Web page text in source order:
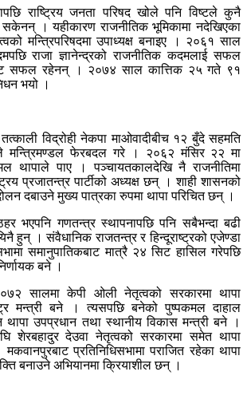
राष्ट्रिय जनता परिषद खोले पनि विष्टले कुनै
सकेनन् । यहीकारण राजनीतिक भूमिकामा नदेखिएका
मन्त्रिपरिषदमा उपाध्यक्ष बनाइए । २०६१ साल
राजा ज्ञानेन्द्रको राजनीतिक कदमलाई सफल
सफल रहेनन् । २०७४ साल कात्तिक २५ गते ९१
भयो ।
विद्रोही नेकपा माओवादीबीच १२ बुँदे सहमति
मन्त्रिमण्डल फेरबदल गरे । २०६२ मंसिर २२ मा
थापाले पाए । पञ्चायतकालदेखि नै राजनीतिमा
प्रजातन्त्र पार्टीको अध्यक्ष छन् । शाही शासनको
दबाउने मुख्य पात्रका रुपमा थापा परिचित छन् ।
भएपनि गणतन्त्र स्थापनापछि पनि सबैभन्दा बढी
हुन् । संवैधानिक राजतन्त्र र हिन्दूराष्ट्रको एजेण्डा
समानुपातिकबाट मात्रै २४ सिट हासिल गरेपछि
बने ।
सालमा केपी ओली नेतृत्वको सरकारमा थापा
मन्त्री बने । त्यसपछि बनेको पुष्पकमल दाहाल
थापा उपप्रधान तथा स्थानीय विकास मन्त्री बने ।
शेरबहादुर देउवा नेतृत्वको सरकारमा समेत थापा
प्रतिनिधिसभामा पराजित रहेका थापा
बनाउने अभियानमा क्रियाशील छन् ।